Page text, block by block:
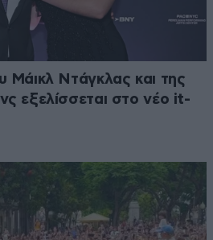
Μάικλ Ντάγκλας και της
εξελίσσεται στο νέο it-